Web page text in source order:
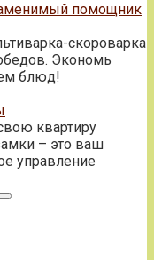
помощник
скороварка
Экономь
блюд!
квартиру
– это ваш
управление